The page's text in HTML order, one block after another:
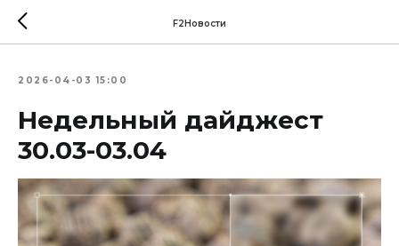
F2Новости
2026-04-03 15:00
Недельный дайджест
30.03-03.04